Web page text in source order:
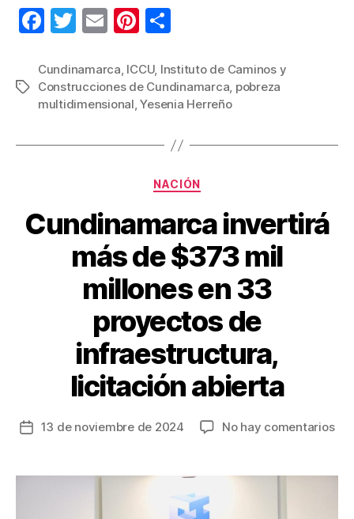
F
c
e
o
T
tt
er
E
ail
Pi
er
e
m
p
tir
Etiquetas
Cundinamarca, ICCU, Instituto de Caminos y
Construcciones de Cundinamarca, pobreza
multidimensional,Yesenia Herreño
Categorías
NACIÓN
Cundinamarca invertirá
más de $373 mil
millones en 33
proyectos de
infraestructura,
licitación abierta
Fecha
entrada
13 de noviembre de 2024 No hay comentariosen